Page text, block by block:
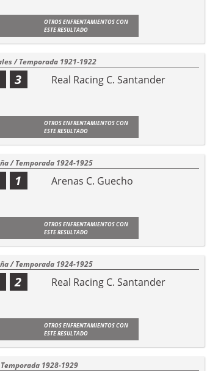
OTROS ENFRENTAMIENTOS CON
ESTE RESULTADO
/ Temporada 1921-1922
Real Racing C. Santander
3
OTROS ENFRENTAMIENTOS CON
ESTE RESULTADO
/ Temporada 1924-1925
Arenas C. Guecho
1
OTROS ENFRENTAMIENTOS CON
ESTE RESULTADO
/ Temporada 1924-1925
Real Racing C. Santander
2
OTROS ENFRENTAMIENTOS CON
ESTE RESULTADO
1928-1929